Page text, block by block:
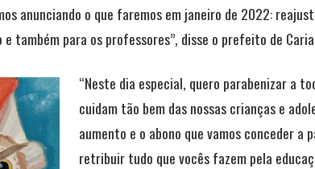
anunciando o que faremos em janeiro de 2022:
também para os professores”, disse o prefeito de
“Neste dia especial, quero parabenizar a
cuidam tão bem das nossas crianças e
aumento e o abono que vamos conceder
retribuir tudo que vocês fazem pela